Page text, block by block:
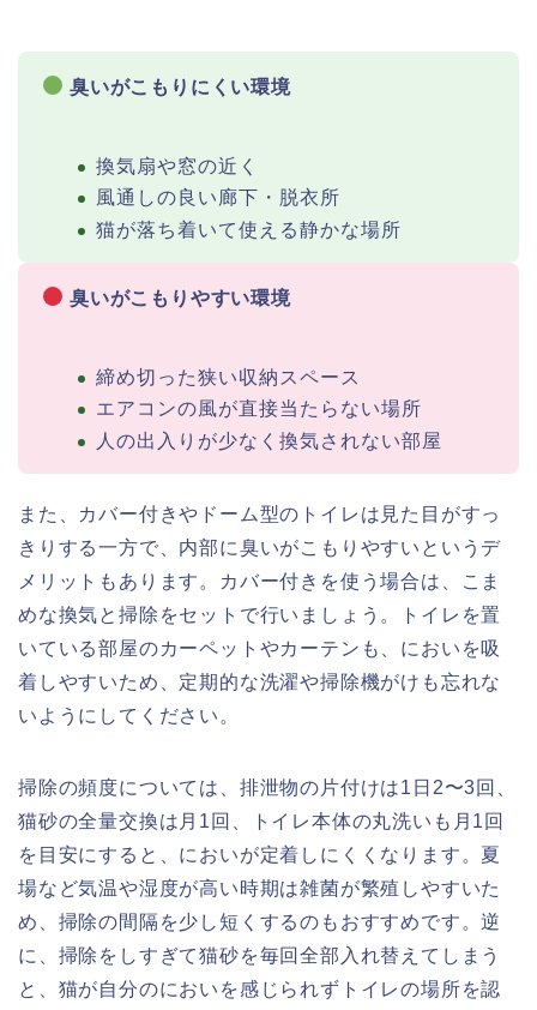
臭いがこもりにくい環境
換気扇や窓の近く
風通しの良い廊下・脱衣所
猫が落ち着いて使える静かな場所
臭いがこもりやすい環境
締め切った狭い収納スペース
エアコンの風が直接当たらない場所
人の出入りが少なく換気されない部屋
また、カバー付きやドーム型のトイレは見た目がすっ
きりする一方で、内部に臭いがこもりやすいというデ
メリットもあります。カバー付きを使う場合は、こま
めな換気と掃除をセットで行いましょう。トイレを置
いている部屋のカーペットやカーテンも、においを吸
着しやすいため、定期的な洗濯や掃除機がけも忘れな
いようにしてください。
掃除の頻度については、排泄物の片付けは1日2〜3回、
猫砂の全量交換は月1回、トイレ本体の丸洗いも月1回
を目安にすると、においが定着しにくくなります。夏
場など気温や湿度が高い時期は雑菌が繁殖しやすいた
め、掃除の間隔を少し短くするのもおすすめです。逆
に、掃除をしすぎて猫砂を毎回全部入れ替えてしまう
と、猫が自分のにおいを感じられずトイレの場所を認